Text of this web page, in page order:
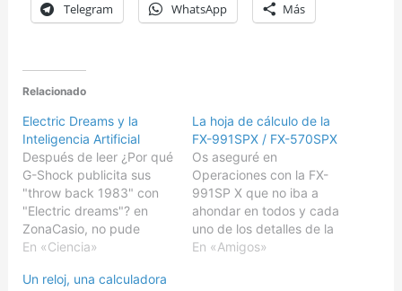
Telegram WhatsApp Más
Relacionado
Electric Dreams y la
Inteligencia Artificial
Después de leer ¿Por qué
G-Shock publicita sus
"throw back 1983" con
"Electric dreams"? en
ZonaCasio, no pude
evitar volver a ver la
Eléctricos (Electric
En «Ciencia»
La hoja de cálculo de la
FX-991SPX / FX-570SPX
Os aseguré en
Operaciones con la FX-
991SP X que no iba a
ahondar en todos y cada
uno de los detalles de la
calculadora Casio FX-
En «Amigos»
Un reloj, una calculadora